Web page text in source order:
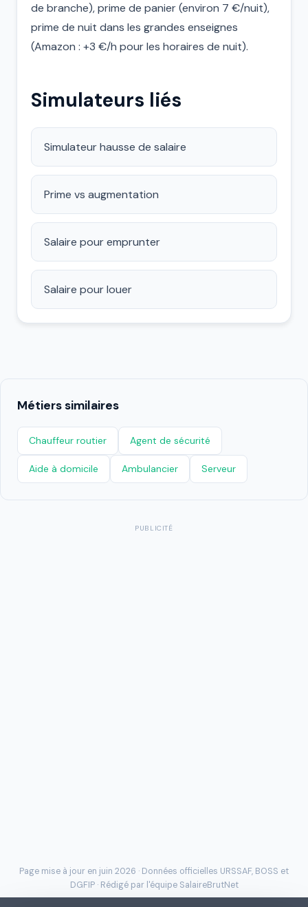
de branche), prime de panier (environ 7 €/nuit),
prime de nuit dans les grandes enseignes
(Amazon : +3 €/h pour les horaires de nuit).
Simulateurs liés
Simulateur hausse de salaire
Prime vs augmentation
Salaire pour emprunter
Salaire pour louer
Métiers similaires
Chauffeur routier Agent de sécurité
Aide à domicile Ambulancier Serveur
PUBLICITÉ
Page mise à jour en juin 2026 · Données officielles URSSAF, BOSS et
DGFIP · Rédigé par l'équipe SalaireBrutNet